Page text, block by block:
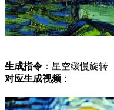
生成指令 ：星空缓慢旋转
对应生成视频 ：